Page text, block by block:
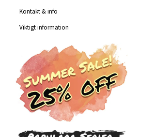
Kontakt & info
Viktigt information